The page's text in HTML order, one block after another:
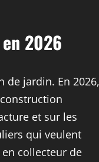
2026
de jardin. En 2026,
et sur les
qui veulent
collecteur de